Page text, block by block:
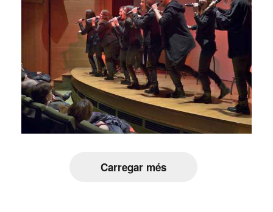
Carregar més